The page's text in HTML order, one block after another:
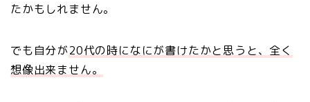
たかもしれません。
でも自分が20代の時になにが書けたかと思うと、全く
想像出来ません。